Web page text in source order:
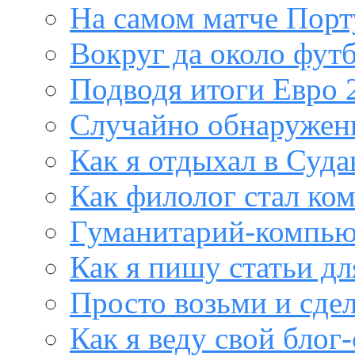
На самом матче
Вокруг да около
Подводя итоги Евро
Случайно
Как я отдыхал в
Как филолог стал
Гуманитарий-
Как я пишу статьи
Просто возьми и
Как я веду свой